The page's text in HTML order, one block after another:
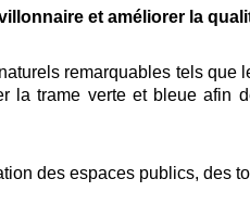
et améliorer la
remarquables tels que
la trame verte et bleue afin
des espaces publics, des